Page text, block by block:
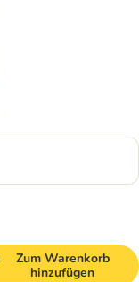
Zum Warenkorb
hinzufügen